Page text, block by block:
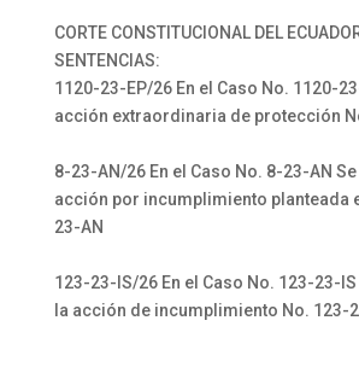
CORTE CONSTITUCIONAL DEL
SENTENCIAS:
1120-23-EP/26 En el Caso No. 1120-
acción extraordinaria de protección
8-23-AN/26 En el Caso No. 8-23-AN
acción por incumplimiento planteada
23-AN
123-23-IS/26 En el Caso No. 123-23-
la acción de incumplimiento No. 123-